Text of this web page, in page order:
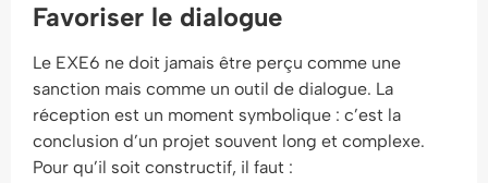
Favoriser le dialogue
Le EXE6 ne doit jamais être perçu comme une
sanction mais comme un outil de dialogue. La
réception est un moment symbolique : c’est la
conclusion d’un projet souvent long et complexe.
Pour qu’il soit constructif, il faut :